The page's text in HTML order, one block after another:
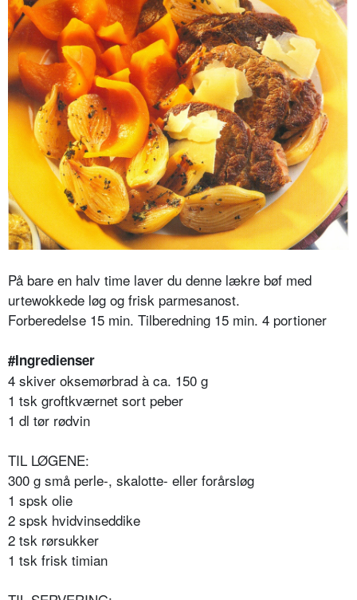
På bare en halv time laver du denne lækre bøf med
urtewokkede løg og frisk parmesanost.
Forberedelse 15 min. Tilberedning 15 min. 4 portioner
#Ingredienser
4 skiver oksemørbrad à ca. 150 g
1 tsk groftkværnet sort peber
1 dl tør rødvin
TIL LØGENE:
300 g små perle-, skalotte- eller forårsløg
1 spsk olie
2 spsk hvidvinseddike
2 tsk rørsukker
1 tsk frisk timian